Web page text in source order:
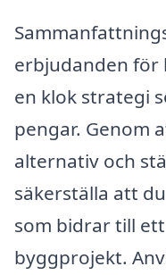
erbjudanden för
en klok strategi
pengar. Genom
alternativ och
säkerställa att
som bidrar till
byggprojekt.